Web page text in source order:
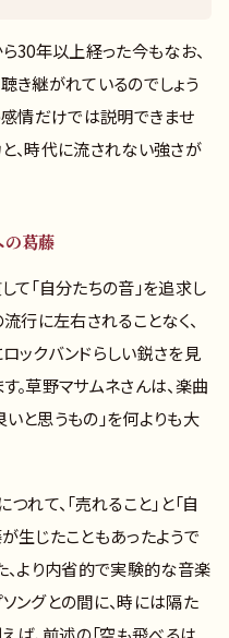
30年以上経った今もなお、
き継がれているのでしょう
感情だけでは説明できませ
、時代に流されない強さが
の葛藤
て「自分たちの音」を追求し
行に左右されることなく、
ックバンドらしい鋭さを見
。草野マサムネさんは、楽曲
と思うもの」を何よりも大
れて、「売れること」と「自
生じたこともあったようで
、より内省的で実験的な音楽
ングとの間に、時には隔た
ば、前述の「空も飛べるは